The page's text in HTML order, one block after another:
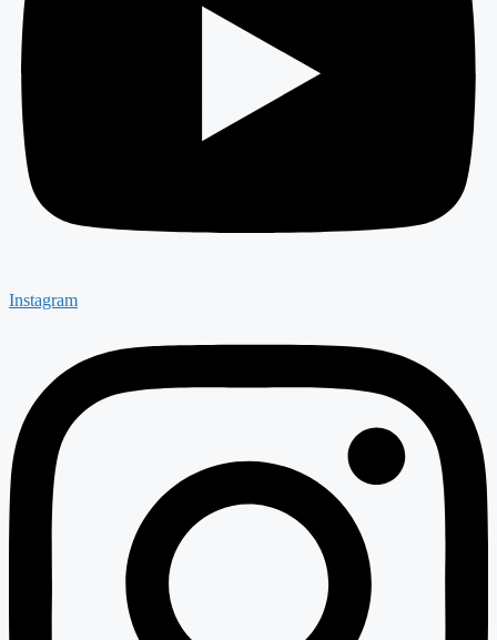
Instagram